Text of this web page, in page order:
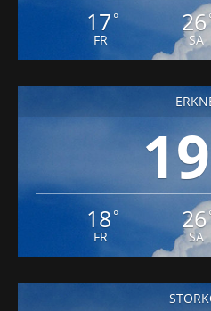
17 °
FR
26
SA
19
18 °
FR
26
SA